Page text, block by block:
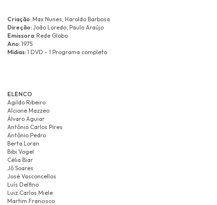
Criação:Max Nunes, Haroldo Barbosa
Direção:João Loredo, Paulo Araújo
Emissora:Rede Globo
Ano:1975
Mídias:1 DVD - 1 Programa completo
ELENCO
Agildo Ribeiro
Alcione Mazzeo
Álvaro Aguiar
Antônio Carlos Pires
Antônio Pedro
Berta Loran
Bibi Vogel
Célia Biar
Jô Soares
José Vasconcellos
Luís Delfino
Luiz Carlos Miele
Martim Francisco